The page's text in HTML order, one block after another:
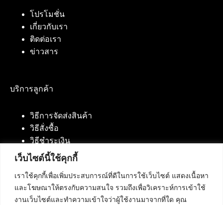
เว็บไซต์นี้ใช้คุกกี้
เราใช้คุกกี้เพื่อเพิ่มประสบการณ์ที่ดีในการใช้เว็บไซต์ แสดงเนื้อหา
และโฆษณาให้ตรงกับความสนใจ รวมถึงเพื่อวิเคราะห์การเข้าใช้
งานเว็บไซต์และทำความเข้าใจว่าผู้ใช้งานมาจากที่ใด คุณ
โปรโมชั่น
เกี่ยวกับเรา
ติดต่อเรา
ข่าวสาร
บริการลูกค้า
วิธีการจัดส่งสินค้า
วิธีสั่งซื้อ
วิธีชำระเงิน
ติดต่อเรา